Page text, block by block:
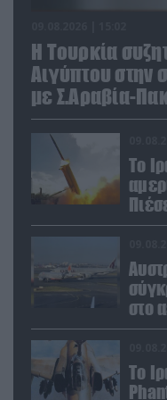
Η Τουρκία
Αιγύπτου στην
με Σ.Αραβία-
Το
στο
Ένας
Το